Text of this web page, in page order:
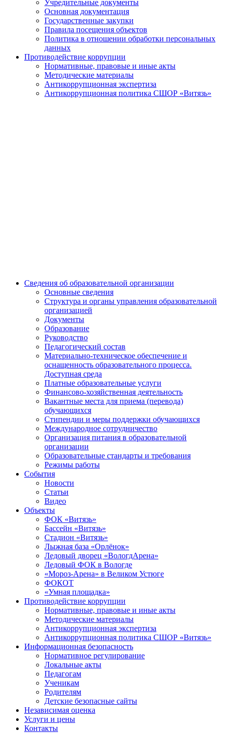
Учредительные документы
Основная документация
Государственные закупки
Правила посещения объектов
Политика в отношении обработки персональных
данных
Противодействие коррупции
Нормативные, правовые и иные акты
Методические материалы
Антикоррупционная экспертиза
Антикоррупционная политика СШОР «Витязь»
Сведения об образовательной организации
Основные сведения
Структура и органы управления образовательной
организацией
Документы
Образование
Руководство
Педагогический состав
Материально-техническое обеспечение и
оснащенность образовательного процесса.
Доступная среда
Платные образовательные услуги
Финансово-хозяйственная деятельность
Вакантные места для приема (перевода)
обучающихся
Стипендии и меры поддержки обучающихся
Международное сотрудничество
Организация питания в образовательной
организации
Образовательные стандарты и требования
Режимы работы
События
Новости
Статьи
Видео
Объекты
ФОК «Витязь»
Бассейн «Витязь»
Стадион «Витязь»
Лыжная база «Орлёнок»
Ледовый дворец «ВологдАрена»
Ледовый ФОК в Вологде
«Мороз-Арена» в Великом Устюге
ФОКОТ
«Умная площадка»
Противодействие коррупции
Нормативные, правовые и иные акты
Методические материалы
Антикоррупционная экспертиза
Антикоррупционная политика СШОР «Витязь»
Информационная безопасность
Нормативное регулирование
Локальные акты
Педагогам
Ученикам
Родителям
Детские безопасные сайты
Независимая оценка
Услуги и цены
Контакты